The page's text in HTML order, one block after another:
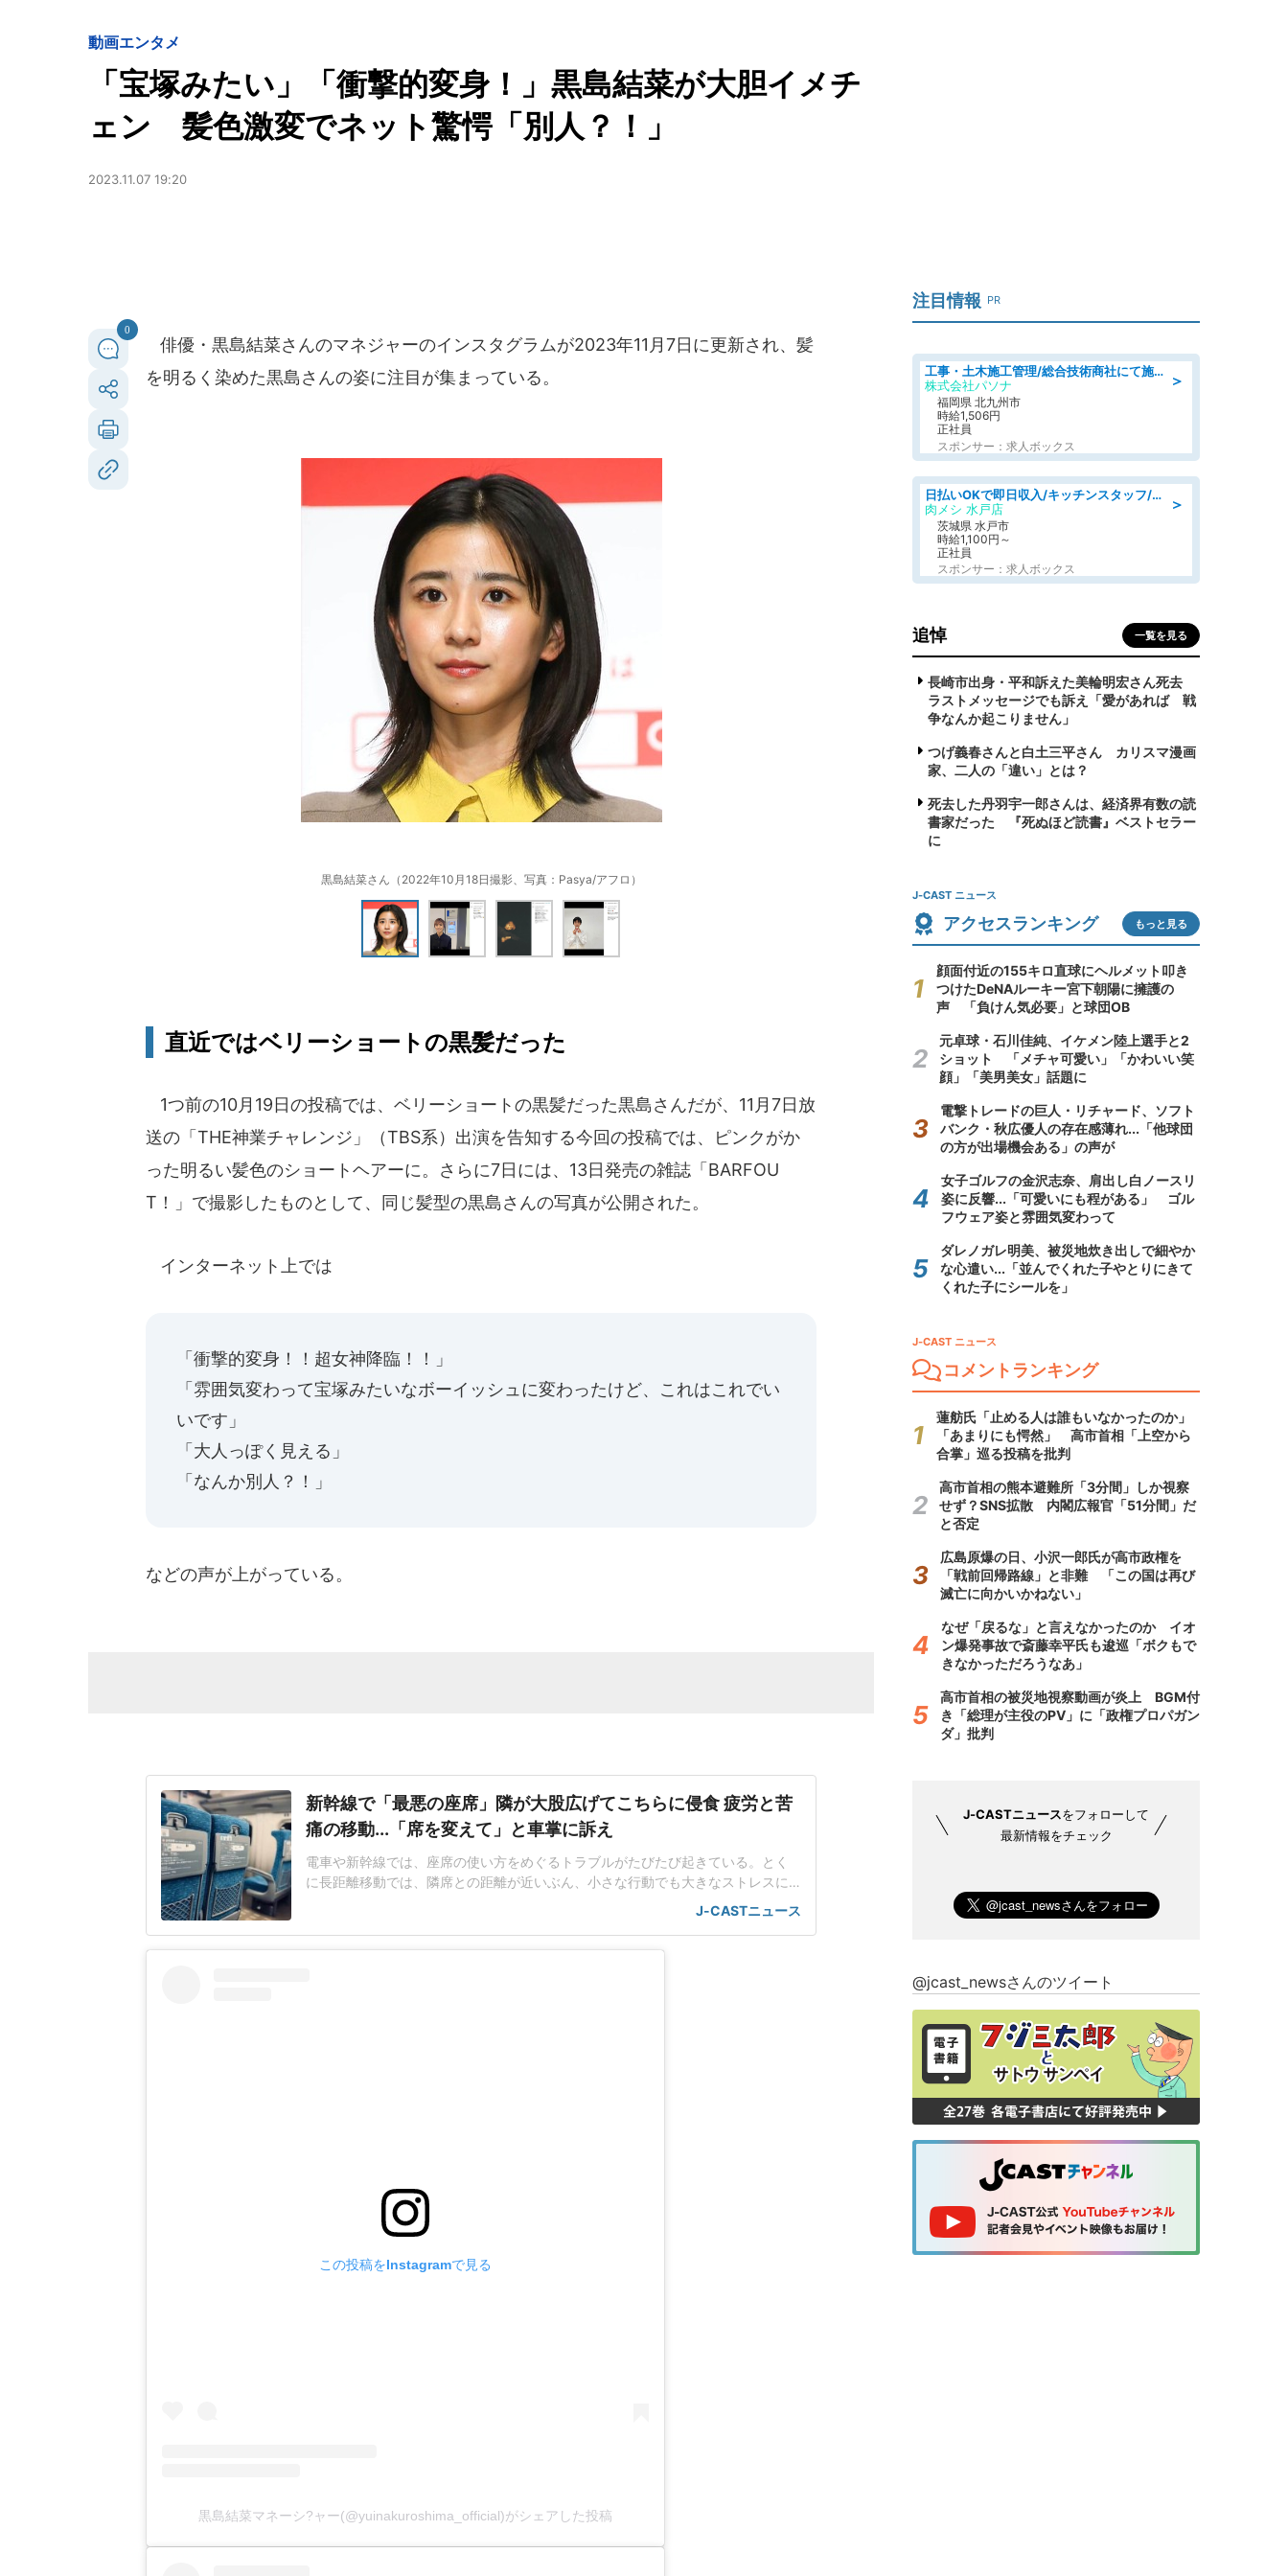
動画エンタメ
「宝塚みたい」「衝撃的変身！」黒島結菜が大胆イメチ
ェン 髪色激変でネット驚愕「別人？！」
2023.11.07 19:20
0
俳優・黒島結菜さんのマネジャーのインスタグラムが2023年11月7日に更新され、髪
を明るく染めた黒島さんの姿に注目が集まっている。
黒島結菜さん（2022年10月18日撮影、写真：Pasya/アフロ）
直近ではベリーショートの黒髪だった
1つ前の10月19日の投稿では、ベリーショートの黒髪だった黒島さんだが、11月7日放
送の「THE神業チャレンジ」（TBS系）出演を告知する今回の投稿では、ピンクがか
った明るい髪色のショートヘアーに。さらに7日には、13日発売の雑誌「BARFOU
T！」で撮影したものとして、同じ髪型の黒島さんの写真が公開された。
インターネット上では
「衝撃的変身！！超女神降臨！！」
「雰囲気変わって宝塚みたいなボーイッシュに変わったけど、これはこれでい
いです」
「大人っぽく見える」
「なんか別人？！」
などの声が上がっている。
新幹線で「最悪の座席」隣が大股広げてこちらに侵食 疲労と苦
痛の移動...「席を変えて」と車掌に訴え
電車や新幹線では、座席の使い方をめぐるトラブルがたびたび起きている。とく
に長距離移動では、隣席との距離が近いぶん、小さな行動でも大きなストレスに
つながることがある。都内在住の中村彩名さん(仮名・30代)は、関西方面から東
京に向かう新幹線で、思わぬ出来事に直面した。不自然な姿勢で移動する羽目に
J-CASTニュース
この投稿をInstagramで見る
黒島結菜マネーシ?ャー(@yuinakuroshima_official)がシェアした投稿
注目情報 PR
＞
工事・土木施工管理/総合技術商社にて施工管理のお仕事/即日勤務可/車通勤可/工事・土木施工管理/生産・品質管理
株式会社パソナ
福岡県 北九州市
時給1,506円
正社員
スポンサー：求人ボックス
＞
日払いOKで即日収入/キッチンスタッフ/「原付免許必須」デリバリー業務など、自己成長可能な幅広い仕事に挑戦!髪型自由&ピアス・ネイルOK/茨城県/水戸市
肉メシ 水戸店
茨城県 水戸市
時給1,100円～
正社員
スポンサー：求人ボックス
追悼 一覧を見る
長崎市出身・平和訴えた美輪明宏さん死去
ラストメッセージでも訴え「愛があれば 戦
争なんか起こりません」
つげ義春さんと白土三平さん カリスマ漫画
家、二人の「違い」とは？
死去した丹羽宇一郎さんは、経済界有数の読
書家だった 『死ぬほど読書』ベストセラー
に
J-CAST ニュース
アクセスランキング もっと見る
顔面付近の155キロ直球にヘルメット叩き
つけたDeNAルーキー宮下朝陽に擁護の
声 「負けん気必要」と球団OB
元卓球・石川佳純、イケメン陸上選手と2
ショット 「メチャ可愛い」「かわいい笑
顔」「美男美女」話題に
電撃トレードの巨人・リチャード、ソフト
バンク・秋広優人の存在感薄れ...「他球団
の方が出場機会ある」の声が
女子ゴルフの金沢志奈、肩出し白ノースリ
姿に反響...「可愛いにも程がある」 ゴル
フウェア姿と雰囲気変わって
ダレノガレ明美、被災地炊き出しで細やか
な心遣い...「並んでくれた子やとりにきて
くれた子にシールを」
J-CAST ニュース
コメントランキング
蓮舫氏「止める人は誰もいなかったのか」
「あまりにも愕然」 高市首相「上空から
合掌」巡る投稿を批判
高市首相の熊本避難所「3分間」しか視察
せず？SNS拡散 内閣広報官「51分間」だ
と否定
広島原爆の日、小沢一郎氏が高市政権を
「戦前回帰路線」と非難 「この国は再び
滅亡に向かいかねない」
なぜ「戻るな」と言えなかったのか イオ
ン爆発事故で斎藤幸平氏も逡巡「ボクもで
きなかっただろうなあ」
高市首相の被災地視察動画が炎上 BGM付
き「総理が主役のPV」に「政権プロパガン
ダ」批判
J-CASTニュースをフォローして
最新情報をチェック
@jcast_newsさんのツイート